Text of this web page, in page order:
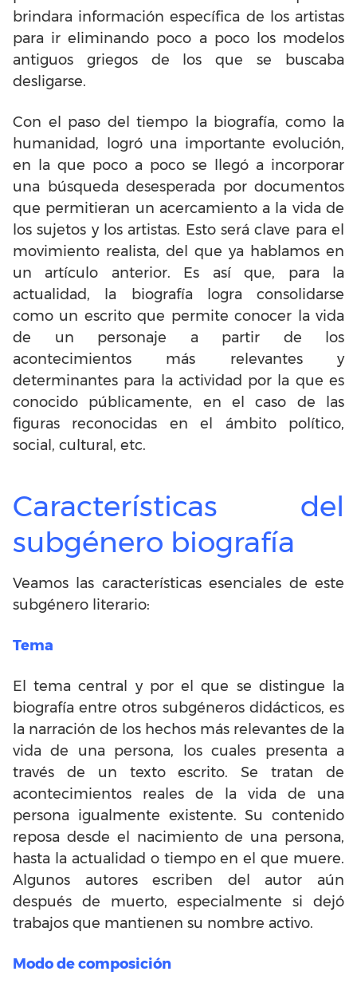
brindara información específica de los artistas
para ir eliminando poco a poco los modelos
antiguos griegos de los que se buscaba
desligarse.
Con el paso del tiempo la biografía, como la
humanidad, logró una importante evolución,
en la que poco a poco se llegó a incorporar
una búsqueda desesperada por documentos
que permitieran un acercamiento a la vida de
los sujetos y los artistas. Esto será clave para el
movimiento realista, del que ya hablamos en
un artículo anterior. Es así que, para la
actualidad, la biografía logra consolidarse
como un escrito que permite conocer la vida
de un personaje a partir de los
acontecimientos más relevantes y
determinantes para la actividad por la que es
conocido públicamente, en el caso de las
figuras reconocidas en el ámbito político,
social, cultural, etc.
Características del
subgénero biografía
Veamos las características esenciales de este
subgénero literario:
Tema
El tema central y por el que se distingue la
biografía entre otros subgéneros didácticos, es
la narración de los hechos más relevantes de la
vida de una persona, los cuales presenta a
través de un texto escrito. Se tratan de
acontecimientos reales de la vida de una
persona igualmente existente. Su contenido
reposa desde el nacimiento de una persona,
hasta la actualidad o tiempo en el que muere.
Algunos autores escriben del autor aún
después de muerto, especialmente si dejó
trabajos que mantienen su nombre activo.
Modo de composición